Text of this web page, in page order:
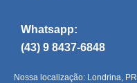
Whatsapp:
(43) 9 8437-6848
Nossa localização: Londrina, PR